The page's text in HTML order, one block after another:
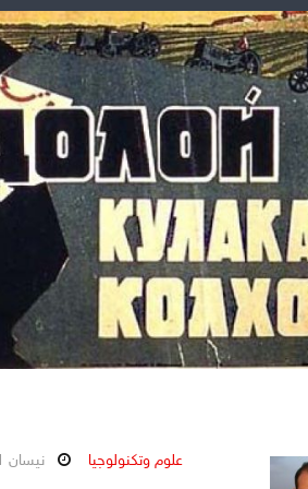
علوم وتكنولوجيا نيسان 21, 2024